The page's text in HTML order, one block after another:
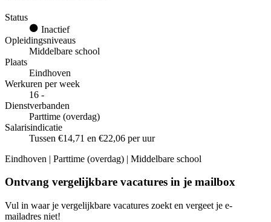
Status
Inactief
Opleidingsniveaus
Middelbare school
Plaats
Eindhoven
Werkuren per week
16 -
Dienstverbanden
Parttime (overdag)
Salarisindicatie
Tussen €14,71 en €22,06 per uur
Eindhoven | Parttime (overdag) | Middelbare school
Ontvang vergelijkbare vacatures in je mailbox
Vul in waar je vergelijkbare vacatures zoekt en vergeet je e-
mailadres niet!